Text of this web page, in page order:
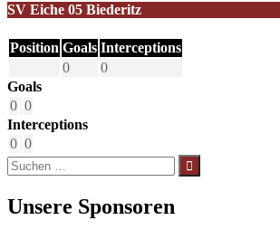
SV Eiche 05 Biederitz
Position Goals Interceptions
0
0
Goals
0 0
Interceptions
0 0
Suchen
nach:
Unsere Sponsoren